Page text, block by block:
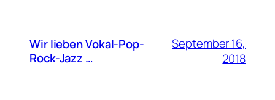
Wir lieben Vokal-Pop-
Rock-Jazz …
September 16,
2018